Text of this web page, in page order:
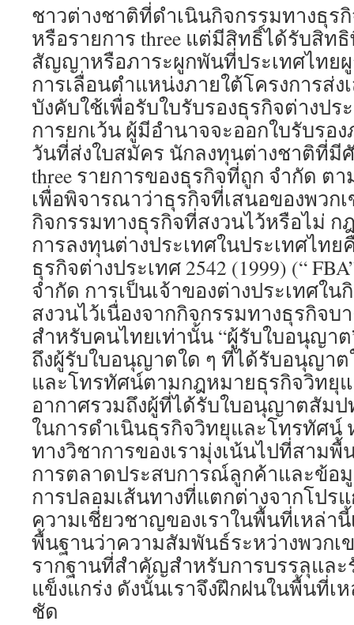
ชาวต่างชาติที่ดำเนินกิจกรรมทางธุร
หรือรายการ three แต่มีสิทธิ์ได้รับสิท
สัญญาหรือภาระผูกพันที่ประเทศไทย
การเลื่อนตำแหน่งภายใต้โครงการส่
บังคับใช้เพื่อรับใบรับรองธุรกิจต่างปร
การยกเว้น ผู้มีอำนาจจะออกใบรับรอ
วันที่ส่งใบสมัคร นักลงทุนต่างชาติที่มี
three รายการของธุรกิจที่ถูก จำกัด ต
เพื่อพิจารณาว่าธุรกิจที่เสนอของพวก
กิจกรรมทางธุรกิจที่สงวนไว้หรือไม่
การลงทุนต่างประเทศในประเทศไท
ธุรกิจต่างประเทศ 2542 (1999) (“
จำกัด การเป็นเจ้าของต่างประเทศใ
สงวนไว้เนื่องจากกิจกรรมทางธุรกิจบ
สำหรับคนไทยเท่านั้น “ผู้รับใบอนุญาต
ถึงผู้รับใบอนุญาตใด ๆ ที่ได้รับอนุญา
และโทรทัศน์ตามกฎหมายธุรกิจวิทยุ
อากาศรวมถึงผู้ที่ได้รับใบอนุญาตสัม
ในการดำเนินธุรกิจวิทยุและโทรทัศ
ทางวิชาการของเรามุ่งเน้นไปที่สาม
การตลาดประสบการณ์ลูกค้าและข้อ
การปลอมเส้นทางที่แตกต่างจากโปร
ความเชี่ยวชาญของเราในพื้นที่เหล่า
พื้นฐานว่าความสัมพันธ์ระหว่างพวกเ
รากฐานที่สำคัญสำหรับการบรรลุแล
แข็งแกร่ง ดังนั้นเราจึงฝึกฝนในพื้นที่
ชัด